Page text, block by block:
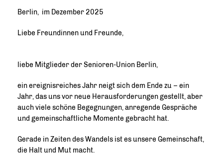
Berlin, im Dezember 2025
Liebe Freundinnen und Freunde,
liebe Mitglieder der Senioren-Union Berlin,
ein ereignisreiches Jahr neigt sich dem Ende zu – ein
Jahr, das uns vor neue Herausforderungen gestellt, aber
auch viele schöne Begegnungen, anregende Gespräche
und gemeinschaftliche Momente gebracht hat.
Gerade in Zeiten des Wandels ist es unsere Gemeinschaft,
die Halt und Mut macht.